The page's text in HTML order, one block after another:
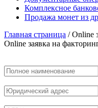
Комплексное
Продажа монет из
Главная страница /Online
Online заявка на